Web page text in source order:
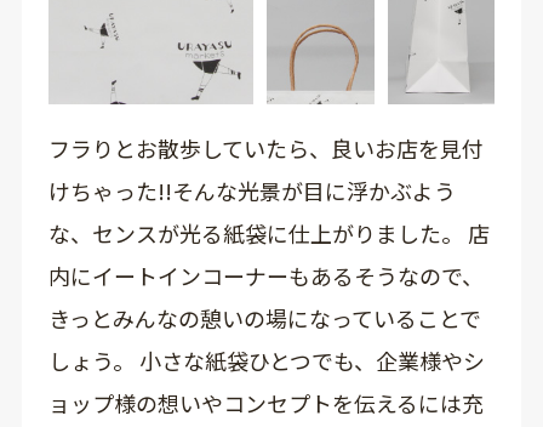
フラりとお散歩していたら、良いお店を見付
けちゃった!!そんな光景が目に浮かぶよう
な、センスが光る紙袋に仕上がりました。 店
内にイートインコーナーもあるそうなので、
きっとみんなの憩いの場になっていることで
しょう。 小さな紙袋ひとつでも、企業様やシ
ョップ様の想いやコンセプトを伝えるには充